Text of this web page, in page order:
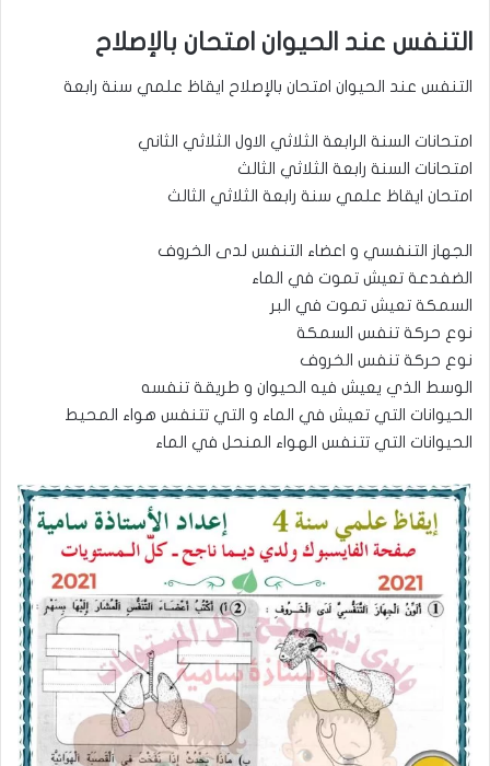
التنفس عند الحيوان امتحان بالإصلاح
التنفس عند الحيوان امتحان بالإصلاح ايقاظ علمي سنة رابعة
امتحانات السنة الرابعة الثلاثي الاول الثلاثي الثاني
امتحانات السنة رابعة الثلاثي الثالث
امتحان ايقاظ علمي سنة رابعة الثلاثي الثالث
الجهاز التنفسي و اعضاء التنفس لدى الخروف
الضفدعة تعيش تموت في الماء
السمكة تعيش تموت في البر
نوع حركة تنفس السمكة
نوع حركة تنفس الخروف
الوسط الذي يعيش فيه الحيوان و طريقة تنفسه
الحيوانات التي تعيش في الماء و التي تتنفس هواء المحيط
الحيوانات التي تتنفس الهواء المنحل في الماء